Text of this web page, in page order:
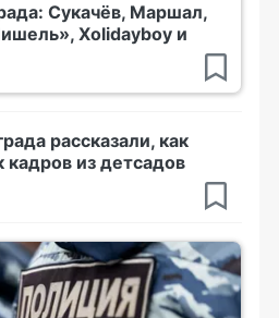
Сукачёв, Маршал,
Xolidayboy и
рассказали, как
кадров из детсадов